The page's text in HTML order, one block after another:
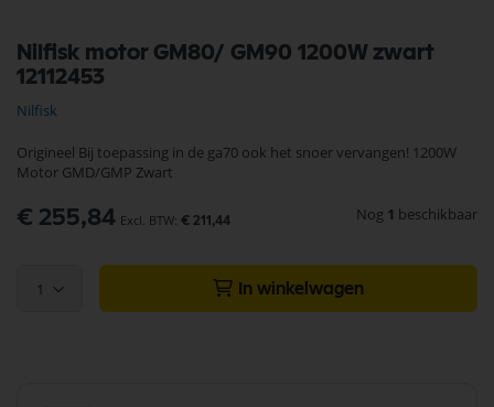
Nilfisk motor GM80/ GM90 1200W zwart
12112453
Nilfisk
Origineel Bij toepassing in de ga70 ook het snoer vervangen! 1200W
Motor GMD/GMP Zwart
€ 255,84 € 211,44 Nog 1 beschikbaar
1 In winkelwagen
naar
het
van
afbeeldingen-
gallerij